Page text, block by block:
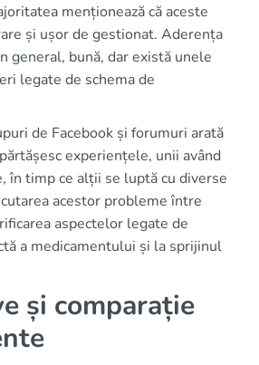
menționează că aceste
și ușor de gestionat. Aderența
general, bună, dar există unele
legate de schema de
de Facebook și forumuri arată
experiențele, unii având
în timp ce alții se luptă cu diverse
acestor probleme între
aspectelor legate de
a medicamentului și la sprijinul
și comparație